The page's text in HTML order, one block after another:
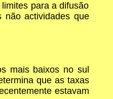
para a difusão
não actividades que
mais baixos no sul
que as taxas
estavam